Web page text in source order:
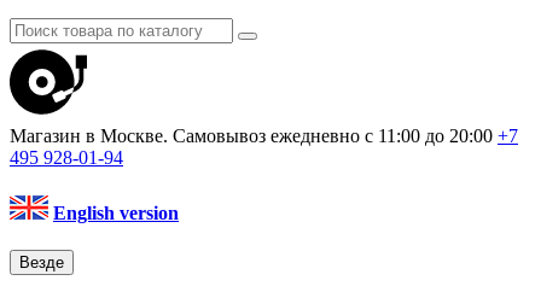
Магазин в Москве. Самовывоз ежедневно с 11:00 до 20:00 +7
495 928-01-94
English version
Везде